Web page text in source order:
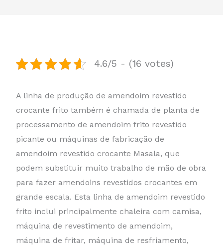
4.6/5 - (16 votes)
A linha de produção de amendoim revestido
crocante frito também é chamada de planta de
processamento de amendoim frito revestido
picante ou máquinas de fabricação de
amendoim revestido crocante Masala, que
podem substituir muito trabalho de mão de obra
para fazer amendoins revestidos crocantes em
grande escala. Esta linha de amendoim revestido
frito inclui principalmente chaleira com camisa,
máquina de revestimento de amendoim,
máquina de fritar, máquina de resfriamento,